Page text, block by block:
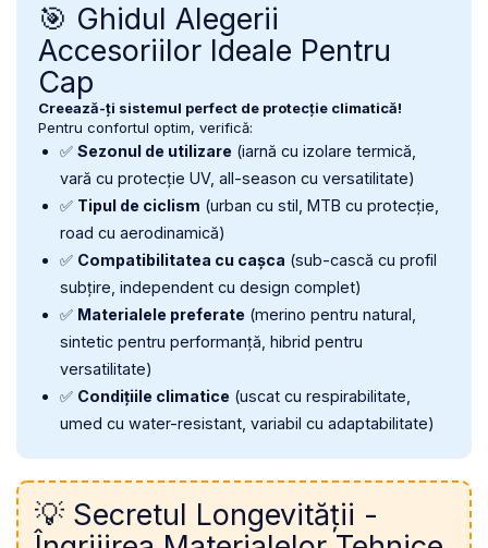
🎯 Ghidul Alegerii
Accesoriilor Ideale Pentru
Cap
Creează-ți sistemul perfect de protecție climatică!
Pentru confortul optim, verifică:
✅ Sezonul de utilizare (iarnă cu izolare termică,
vară cu protecție UV, all-season cu versatilitate)
✅ Tipul de ciclism (urban cu stil, MTB cu protecție,
road cu aerodinamică)
✅ Compatibilitatea cu cașca (sub-cască cu profil
subțire, independent cu design complet)
✅ Materialele preferate (merino pentru natural,
sintetic pentru performanță, hibrid pentru
versatilitate)
✅ Condițiile climatice (uscat cu respirabilitate,
umed cu water-resistant, variabil cu adaptabilitate)
💡 Secretul Longevității -